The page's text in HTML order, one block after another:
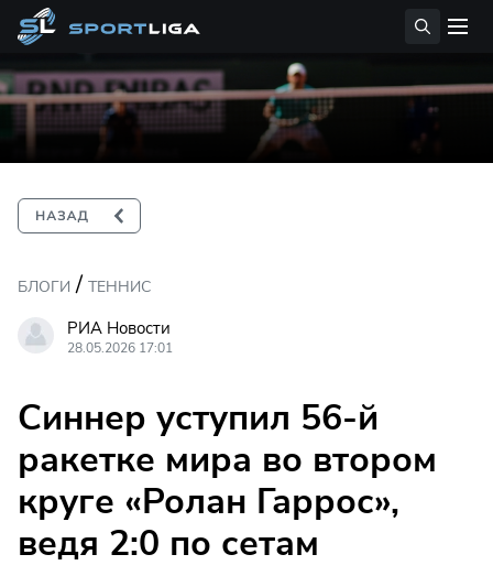
БЛОГИ / ТЕННИС
РИА Новости
28.05.2026 17:01
Синнер уступил 56-й
ракетке мира во втором
круге «Ролан Гаррос»,
ведя 2:0 по сетам